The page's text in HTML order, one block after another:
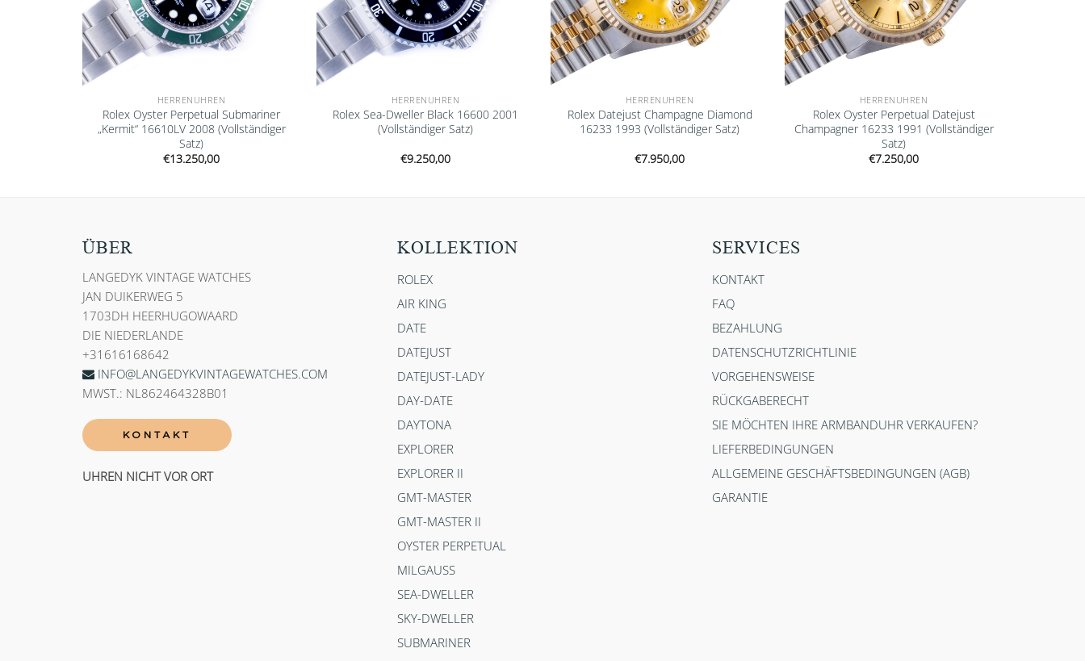
HERRENUHREN
Rolex Oyster Perpetual Submariner
„Kermit“ 16610LV 2008 (Vollständiger
Satz)
€13.250,00
HERRENUHREN
Rolex Sea-Dweller Black 16600 2001
(Vollständiger Satz)
€9.250,00
HERRENUHREN
Rolex Datejust Champagne Diamond
16233 1993 (Vollständiger Satz)
€7.950,00
HERRENUHREN
Rolex Oyster Perpetual Datejust
Champagner 16233 1991 (Vollständiger
Satz)
€7.250,00
ÜBER
LANGEDYK VINTAGE WATCHES
JAN DUIKERWEG 5
1703DH HEERHUGOWAARD
DIE NIEDERLANDE
+31616168642
INFO@LANGEDYKVINTAGEWATCHES.COM
MWST.: NL862464328B01
KONTAKT
UHREN NICHT VOR ORT
KOLLEKTION
ROLEX
AIR KING
DATE
DATEJUST
DATEJUST-LADY
DAY-DATE
DAYTONA
EXPLORER
EXPLORER II
GMT-MASTER
GMT-MASTER II
OYSTER PERPETUAL
MILGAUSS
SEA-DWELLER
SKY-DWELLER
SUBMARINER
SERVICES
KONTAKT
FAQ
BEZAHLUNG
DATENSCHUTZRICHTLINIE
VORGEHENSWEISE
RÜCKGABERECHT
SIE MÖCHTEN IHRE ARMBANDUHR VERKAUFEN?
LIEFERBEDINGUNGEN
ALLGEMEINE GESCHÄFTSBEDINGUNGEN (AGB)
GARANTIE